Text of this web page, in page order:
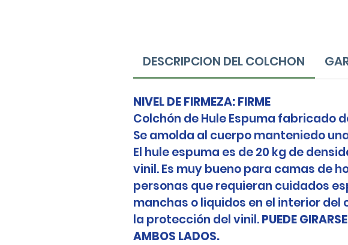
DESCRIPCION DEL COLCHON
NIVEL DE FIRMEZA: FIRME
Colchón de Hule Espuma fabricado
Se amolda al cuerpo manteniedo
El hule espuma es de 20 kg de
vinil. Es muy bueno para camas de
personas que requieran cuidados
manchas o liquidos en el interior del
la protección del vinil.PUEDE
AMBOS LADOS.